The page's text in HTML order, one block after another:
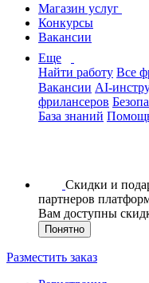
Магазин услуг
Конкурсы
Вакансии
Еще
Найти работу Все
Вакансии AI-
фрилансеров
База знаний
Скидки и
партнеров
Вам доступны
Понятно
Разместить заказ